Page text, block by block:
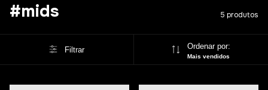
#mids 5 produtos
Filtrar Ordenar por:
Mais vendidos